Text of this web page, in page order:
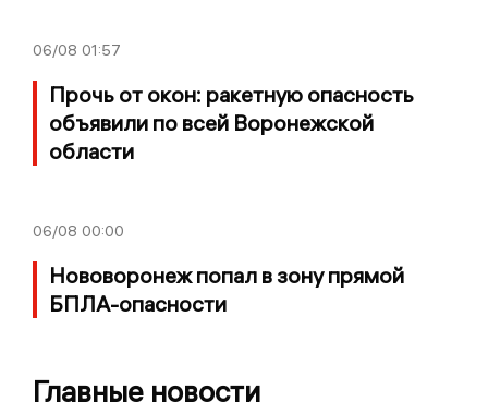
06/08 01:57
Прочь от окон: ракетную опасность
объявили по всей Воронежской
области
06/08 00:00
Нововоронеж попал в зону прямой
БПЛА-опасности
Главные новости